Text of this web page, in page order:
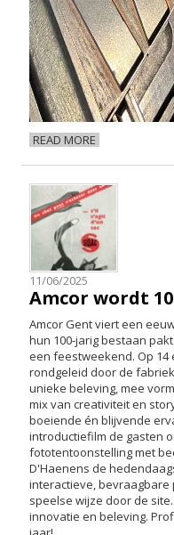
READ MORE
11/06/2025
Amcor wordt
Amcor Gent viert een
hun 100-jarig bestaan
een feestweekend. Op
rondgeleid door de
unieke beleving, mee
mix van creativiteit en
boeiende én blijvende
introductiefilm de gasten
fototentoonstelling met
D'Haenens de
interactieve,
speelse wijze door de
innovatie en beleving.